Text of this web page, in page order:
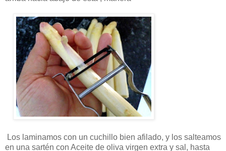
Los laminamos con un cuchillo bien afilado, y los salteamos
en una sartén con Aceite de oliva virgen extra y sal, hasta